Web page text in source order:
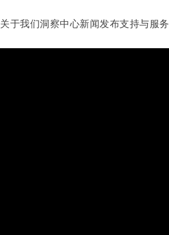
关于我们洞察中心新闻发布支持与服务